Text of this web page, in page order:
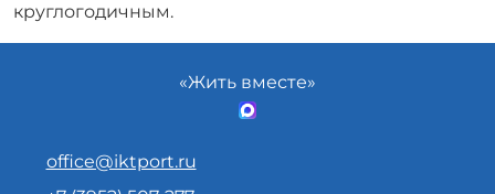
круглогодичным.
«Жить вместе»
office@iktport.ru